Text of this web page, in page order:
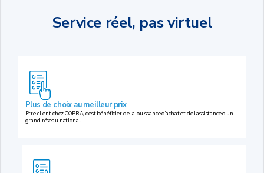
Service réel, pas virtuel
Plus de choix au meilleur prix
Etre client chez COPRA, c’est bénéficier de la puissance d’achat et de l’assistance d’un
grand réseau national.